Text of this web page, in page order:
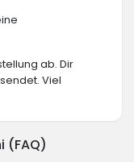
ab. Dir
Viel
(FAQ)